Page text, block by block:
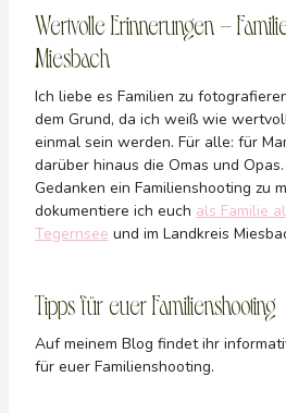
Wertvolle Erinnerungen –
Miesbach
Ich liebe es Familien zu
dem Grund, da ich weiß wie
einmal sein werden. Für alle: für
darüber hinaus die Omas und
Gedanken ein Familienshooting zu
dokumentiere ich euch als Familie
Tegernsee und im Landkreis
Tipps für euer Familienshooting
Auf meinem Blog findet ihr
für euer Familienshooting.